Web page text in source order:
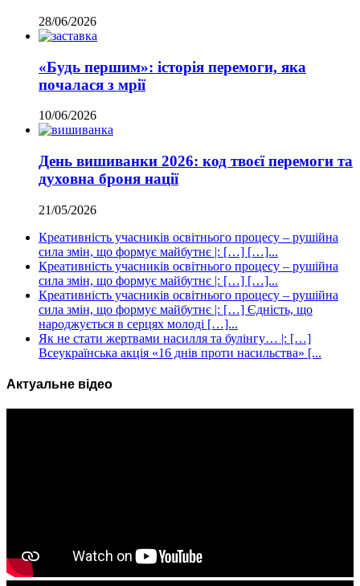
28/06/2026
«Будь першим»: історія перемоги, яка
почалася з мрії
10/06/2026
День вишиванки 2026: код твоєї перемоги та
духовна броня нації
21/05/2026
Креативність учасників освітнього процесу – рушійна
сила змін, що формує майбутнє |: […] […]...
Креативність учасників освітнього процесу – рушійна
сила змін, що формує майбутнє |: […] […]...
Креативність учасників освітнього процесу – рушійна
сила змін, що формує майбутнє |: […] Єдність, що
народжується в серцях молоді […]...
Як не стати жертвами насилля та булінгу… |: […]
Всеукраїнська акція «16 днів проти насильства» [...
Актуальне відео